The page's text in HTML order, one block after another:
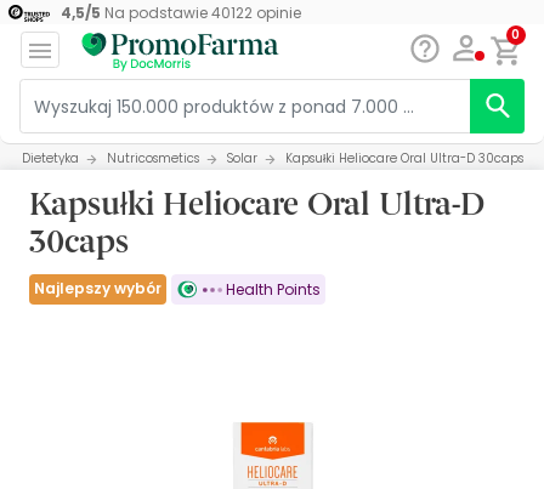
4,5/5 Na podstawie40122opinie
0
Dietetyka Nutricosmetics Solar Kapsułki Heliocare Oral Ultra-D 30caps
Kapsułki Heliocare Oral Ultra-D
30caps
Najlepszy wybór Health Points